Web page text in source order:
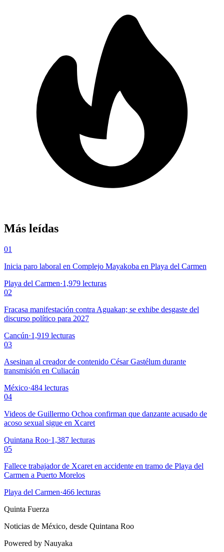
Más leídas
01
Inicia paro laboral en Complejo Mayakoba en Playa del Carmen
Playa del Carmen·1,979 lecturas
02
Fracasa manifestación contra Aguakan; se exhibe desgaste del
discurso político para 2027
Cancún·1,919 lecturas
03
Asesinan al creador de contenido César Gastélum durante
transmisión en Culiacán
México·484 lecturas
04
Videos de Guillermo Ochoa confirman que danzante acusado de
acoso sexual sigue en Xcaret
Quintana Roo·1,387 lecturas
05
Fallece trabajador de Xcaret en accidente en tramo de Playa del
Carmen a Puerto Morelos
Playa del Carmen·466 lecturas
Quinta Fuerza
Noticias de México, desde Quintana Roo
Powered by Nauyaka